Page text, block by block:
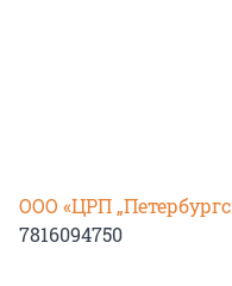
ООО «ЦРП
7816094750